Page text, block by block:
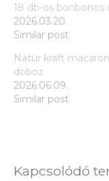
18 db-os bonbonos
2026.03.20.
Similar post
Natúr kraft macaron
doboz
2026.06.09.
Similar post
Kapcsolódó